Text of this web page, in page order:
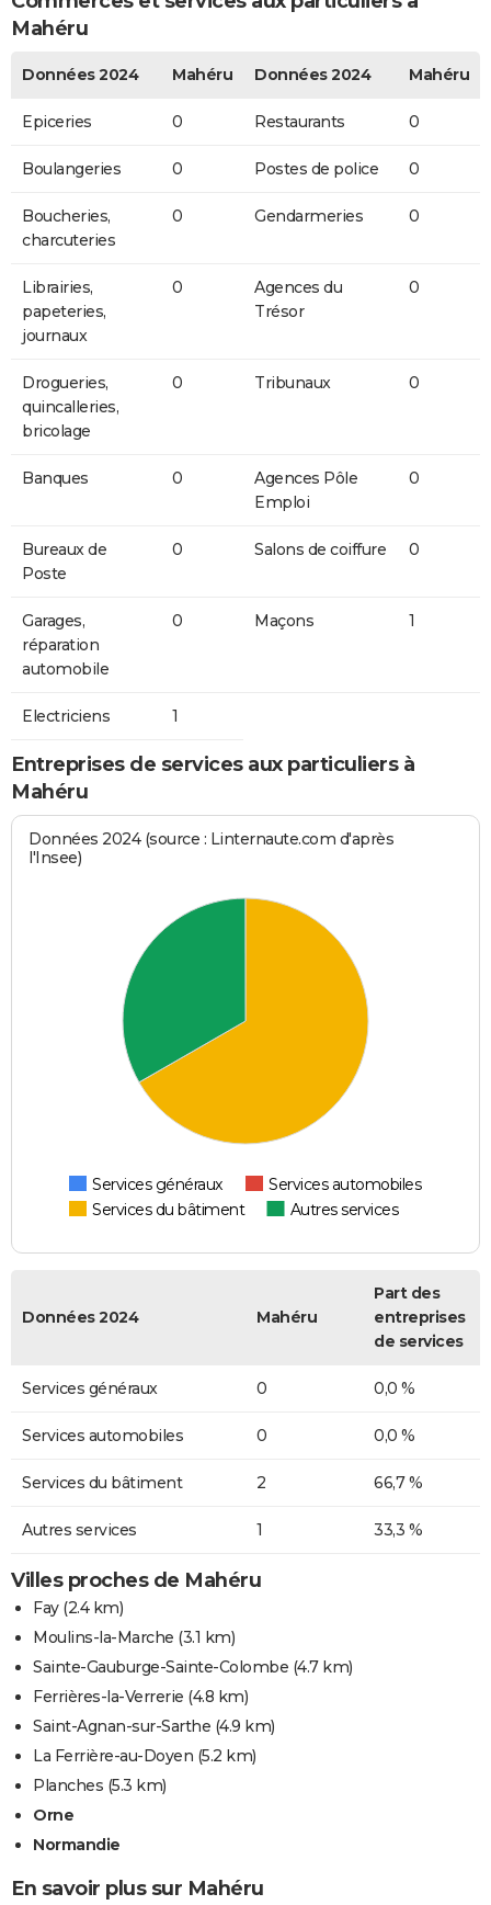
Mahéru
Données 2024 Mahéru Données 2024 Mahéru
Epiceries 0 Restaurants 0
Boulangeries 0 Postes de police 0
Boucheries,
charcuteries
0 Gendarmeries 0
Librairies,
papeteries,
journaux
0
Agences du
Trésor
0
Drogueries,
quincalleries,
bricolage
0 Tribunaux 0
Banques 0
Agences Pôle
Emploi
0
Bureaux de
Poste
0 Salons de coiffure 0
Garages,
réparation
automobile
0 Maçons 1
Electriciens 1
Entreprises de services aux particuliers à
Mahéru
Données 2024 (source : Linternaute.com d'après
l'Insee)
Services généraux
Services automobiles
Services du bâtiment
Autres services
Données 2024 Mahéru
Part des
entreprises
de services
Services généraux 0 0,0 %
Services automobiles 0 0,0 %
Services du bâtiment 2 66,7 %
Autres services 1 33,3 %
Villes proches de Mahéru
Fay(2.4 km)
Moulins-la-Marche (3.1 km)
Sainte-Gauburge-Sainte-Colombe (4.7 km)
Ferrières-la-Verrerie (4.8 km)
Saint-Agnan-sur-Sarthe (4.9 km)
La Ferrière-au-Doyen (5.2 km)
Planches (5.3 km)
Orne
Normandie
En savoir plus sur Mahéru